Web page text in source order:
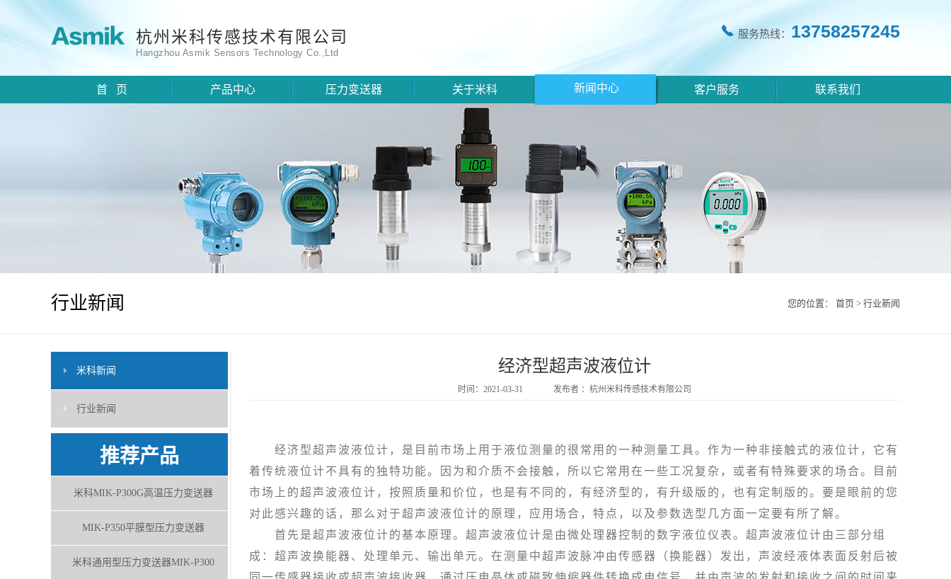
杭州米科传感技术有限公司
Hangzhou Asmik Sensors Technology Co.,Ltd
服务热线： 13758257245
首 页 产品中心 压力变送器 关于米科 新闻中心 客户服务 联系我们
行业新闻 您的位置： 首页 > 行业新闻
米科新闻
行业新闻
推荐产品
米科MIK-P300G高温压力变送器
MIK-P350平膜型压力变送器
米科通用型压力变送器MIK-P300
经济型超声波液位计
时间：2021-03-31 发布者 ：杭州米科传感技术有限公司
经济型超声波液位计，是目前市场上用于液位测量的很常用的一种测量工具。作为一种非接触式的液位计，它有
着传统液位计不具有的独特功能。因为和介质不会接触，所以它常用在一些工况复杂，或者有特殊要求的场合。目前
市场上的超声波液位计，按照质量和价位，也是有不同的，有经济型的，有升级版的，也有定制版的。要是眼前的您
对此感兴趣的话，那么对于超声波液位计的原理，应用场合，特点，以及参数选型几方面一定要有所了解。
首先是超声波液位计的基本原理。超声波液位计是由微处理器控制的数字液位仪表。超声波液位计由三部分组
成：超声波换能器、处理单元、输出单元。在测量中超声波脉冲由传感器（换能器）发出，声波经液体表面反射后被